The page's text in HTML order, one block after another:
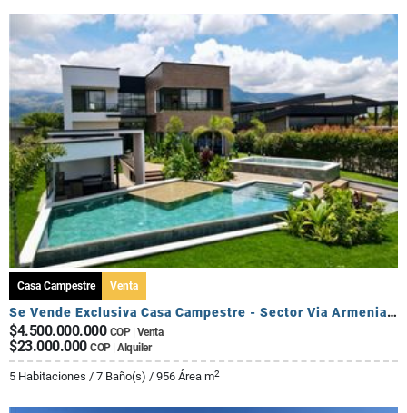
Casa Campestre Venta
Se Vende Exclusiva Casa Campestre - Sector Via Armenia Calarca
$4.500.000.000 COP | Venta
$23.000.000 COP | Alquiler
5 Habitaciones / 7 Baño(s) / 956 Área m2